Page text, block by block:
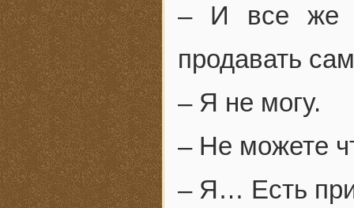
– И все же
продавать
– Я не могу.
– Не можете
– Я… Есть